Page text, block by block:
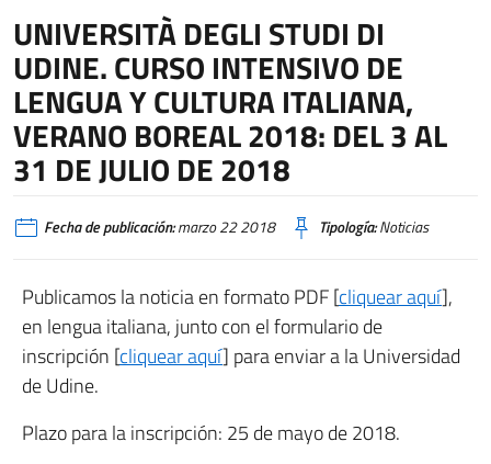
UNIVERSITÀ DEGLI STUDI DI
UDINE. CURSO INTENSIVO DE
LENGUA Y CULTURA ITALIANA,
VERANO BOREAL 2018: DEL 3 AL
31 DE JULIO DE 2018
Fecha de publicación:marzo 22 2018 Tipología:Noticias
Publicamos la noticia en formato PDF [cliquear aquí],
en lengua italiana, junto con el formulario de
inscripción [cliquear aquí] para enviar a la Universidad
de Udine.
Plazo para la inscripción: 25 de mayo de 2018.